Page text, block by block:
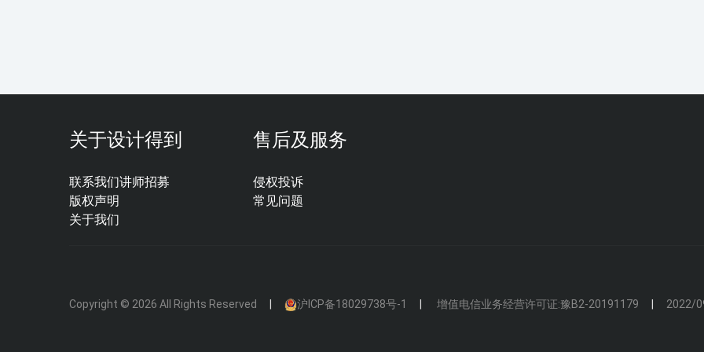
关于设计得到
联系我们
版权声明
关于我们
讲师招募
售后及服务
侵权投诉
常见问题
Copyright © 2026 All Rights Reserved 沪ICP备18029738号-1 增值电信业务经营许可证:豫B2-20191179 2022/